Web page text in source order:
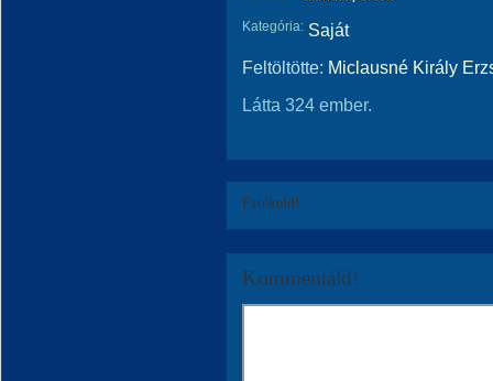
Kategória: Saját
Feltöltötte: Miclausné Király
Látta 324 ember.
Értékeld!
Kommentáld!